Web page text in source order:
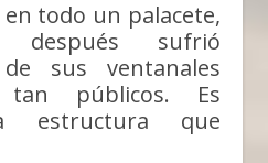
todo un palacete,
después sufrió
sus ventanales
públicos. Es
estructura que